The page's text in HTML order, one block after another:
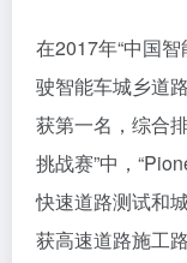
在2017年“中国智
驶智能车城乡道
获第一名，综合
挑战赛”中，
快速道路测试和
获高速道路施工